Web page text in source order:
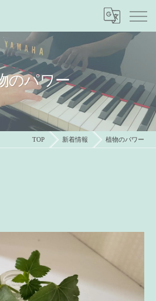
のパワー
TOP 新着情報 植物のパワー